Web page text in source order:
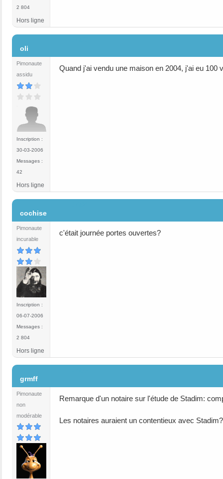
2 804
Hors ligne
oli
Pimonaute
assidu
Inscription :
30-03-2006
Messages :
42
Quand j'ai vendu une maison en 2004, j'ai eu
Hors ligne
cochise
Pimonaute
incurable
Inscription :
06-07-2006
Messages :
2 804
c'était journée portes ouvertes?
Hors ligne
grmff
Pimonaute
non
modérable
Remarque d'un notaire sur l'étude de Stadim:
Les notaires auraient un contentieux avec Stadim?